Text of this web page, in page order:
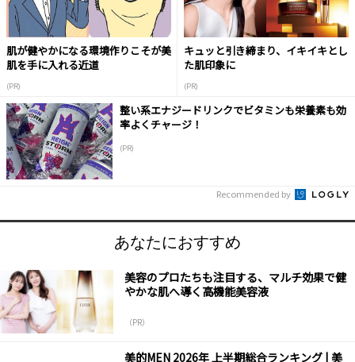
肌が健やかになる環境作りこそが美
肌を手に入れる近道
(PR)
キュッと引き締まり、イキイキとし
た肌印象に
(PR)
整い系エナジードリンクでビタミンも栄養素も効
率よくチャージ！
(PR)
Recommended by
あなたにおすすめ
美容のプロたちも注目する、マルチ効果で健
やかな肌へ導く高機能美容液
（PR）
美的MEN 2026年 上半期総合ランキング | 美